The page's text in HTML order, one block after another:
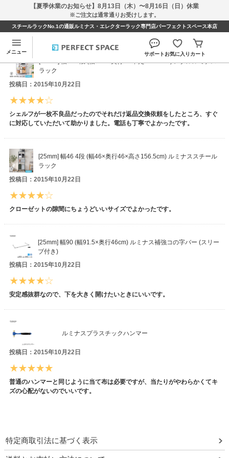
【夏季休業のお知らせ】8月13日（木）〜8月16日（日）休業
※ご注文は通常通りお受けします。
スチールラックNo.1の通販ルミナス・エレクターラック専門店パーフェクトスペース本店
メニュー サポートお気に入り カート
けろりんさんのレビュー
[25mm] 幅90 5段 (幅91.5×奥行46×高さ178.5cm) メタルルミナス
ラック
投稿日：2015年10月22日
シェルフが一枚不良品だったのでそれだけ返品交換依頼をしたところ、すぐ
に対応していただいて助かりました。電話も丁寧でよかったです。
[25mm] 幅46 4段 (幅46×奥行46×高さ156.5cm) ルミナススチール
ラック
投稿日：2015年10月22日
クローゼットの隙間にちょうどいいサイズでよかったです。
[25mm] 幅90 (幅91.5×奥行46cm) ルミナス補強コの字バー (スリー
ブ付き)
投稿日：2015年10月22日
安定感抜群なので、下を大きく開けたいときにいいです。
ルミナスプラスチックハンマー
投稿日：2015年10月22日
普通のハンマーと同じように当て布は必要ですが、当たりがやわらかくてキ
ズの心配がないのでいいです。
特定商取引法に基づく表示